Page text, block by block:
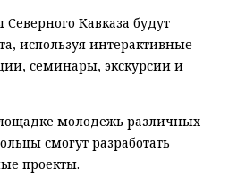
Кавказа будут
используя интерактивные
семинары, экскурсии и
молодежь различных
смогут разработать
проекты.